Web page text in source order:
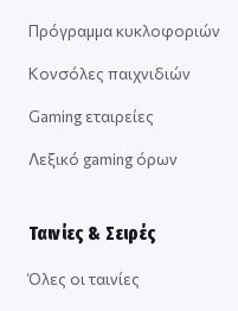
Πρόγραμμα κυκλοφοριών
Κονσόλες παιχνιδιών
Gaming εταιρείες
Λεξικό gaming όρων
Ταινίες & Σειρές
Όλες οι ταινίες